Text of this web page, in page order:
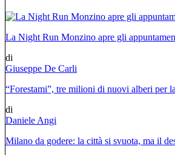
La Night Run Monzino apre gli
di
Giuseppe De Carli
“Forestami”, tre milioni di nuovi alberi per
di
Daniele Angi
Milano da godere: la città si svuota, ma il